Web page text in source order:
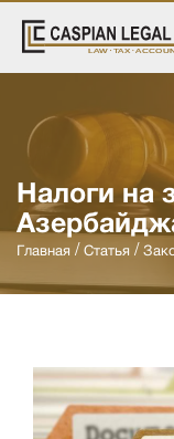
Налоги на
Главная Статья